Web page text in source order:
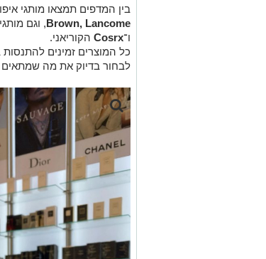
בין המדפים תמצאו מותגי
Brown, Lancome, וגם
ו־Cosrx הקוריאני.
כל המוצרים זמינים להתנסות
לבחור בדיוק את מה